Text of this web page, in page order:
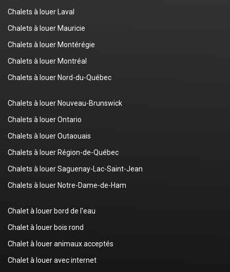
Chalets à louer Laval
Chalets à louer Mauricie
Chalets à louer Montérégie
Chalets à louer Montréal
Chalets à louer Nord-du-Québec
Chalets à louer Nouveau-Brunswick
Chalets à louer Ontario
Chalets à louer Outaouais
Chalets à louer Région-de-Québec
Chalets à louer Saguenay-Lac-Saint-Jean
Chalets à louer Notre-Dame-de-Ham
Chalet à louer bord de l'eau
Chalet à louer bois rond
Chalet à louer animaux acceptés
Chalet à louer avec internet